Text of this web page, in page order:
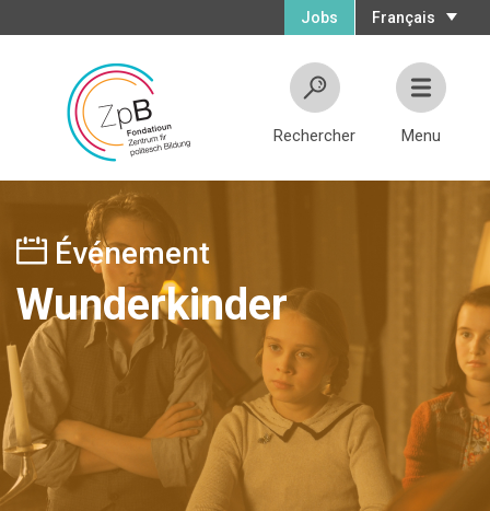
Français
Jobs
Rechercher Menu
Événement
Wunderkinder